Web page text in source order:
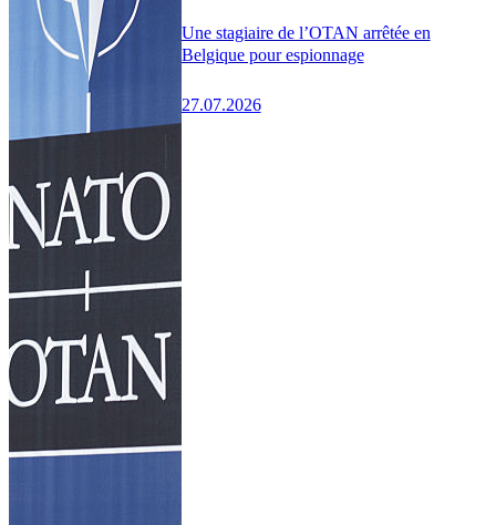
Une stagiaire de l’OTAN arrêtée en
Belgique pour espionnage
27.07.2026